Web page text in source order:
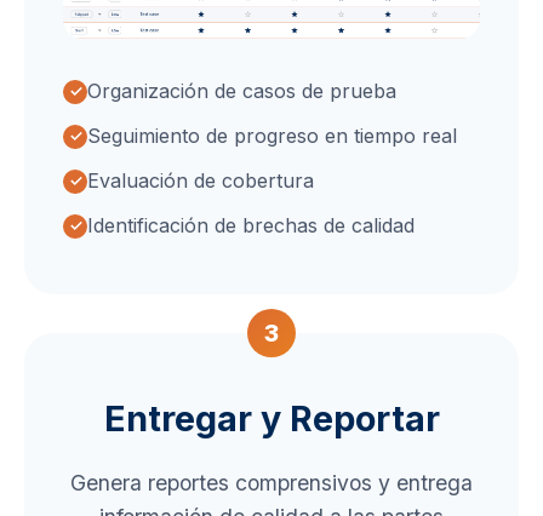
Organización de casos de prueba
Seguimiento de progreso en tiempo real
Evaluación de cobertura
Identificación de brechas de calidad
3
Entregar y Reportar
Genera reportes comprensivos y entrega